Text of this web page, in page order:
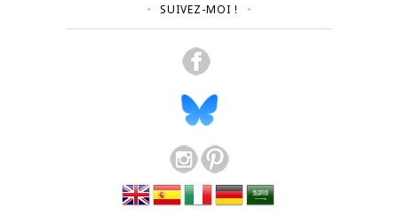
SUIVEZ-MOI !